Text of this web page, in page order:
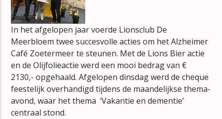
mz-radio
In het afgelopen jaar voerde Lionsclub De
Meerbloem twee succesvolle acties om het Alzheimer
Café Zoetermeer te steunen. Met de Lions Bier actie
en de Olijfolieactie werd een mooi bedrag van €
2130,- opgehaald. Afgelopen dinsdag werd de cheque
feestelijk overhandigd tijdens de maandelijkse thema-
avond, waar het thema ‘Vakantie en dementie’
centraal stond.